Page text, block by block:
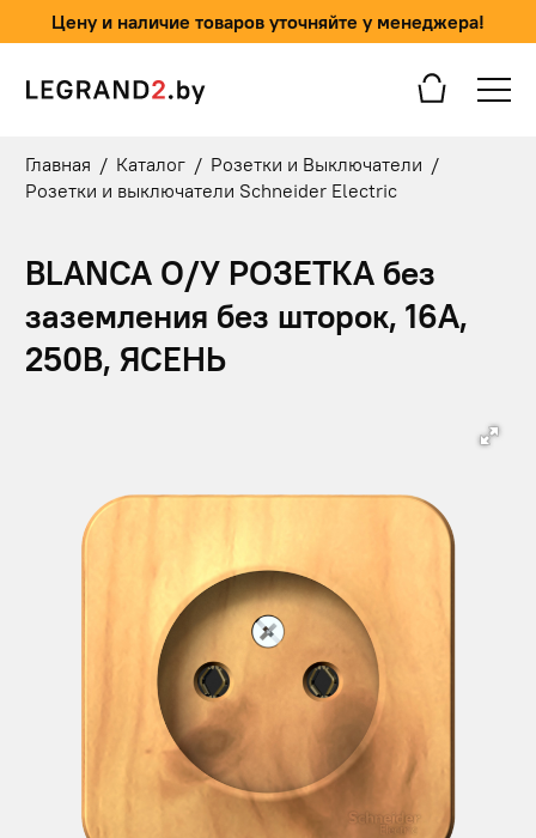
Цену и наличие товаров уточняйте у менеджера!
Главная / Каталог / Розетки и Выключатели /
Розетки и выключатели Schneider Electric
BLANCA О/У РОЗЕТКА без
заземления без шторок, 16А,
250В, ЯСЕНЬ